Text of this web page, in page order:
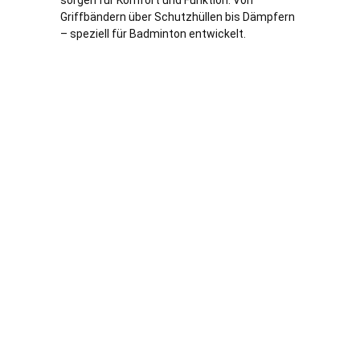
Griffbändern über Schutzhüllen bis Dämpfern
– speziell für Badminton entwickelt.